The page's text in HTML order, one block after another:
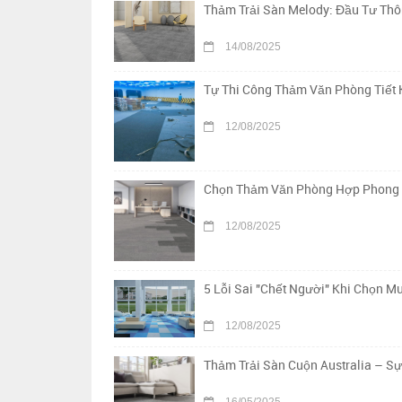
Thảm Trải Sàn Melody: Đầu Tư
14/08/2025
Tự Thi Công Thảm Văn Phòng
12/08/2025
Chọn Thảm Văn Phòng Hợp
12/08/2025
5 Lỗi Sai "Chết Người" Khi Chọn
12/08/2025
Thảm Trải Sàn Cuộn Australia –